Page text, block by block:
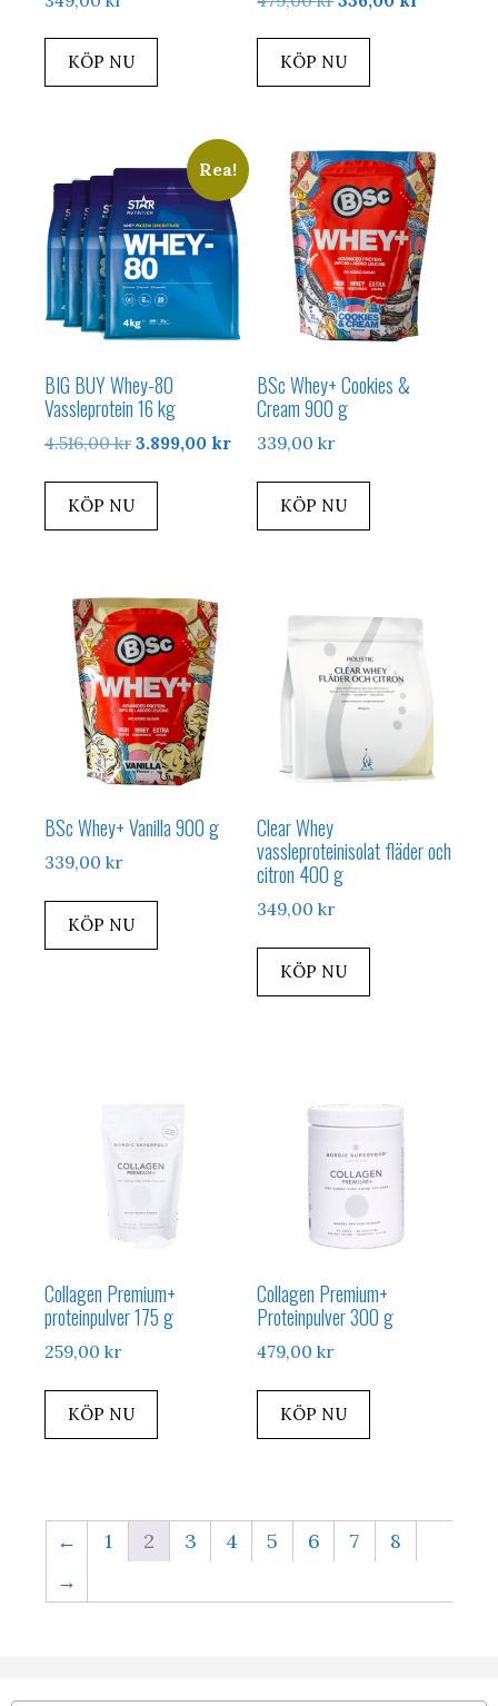
KÖP NU
var:
KÖP NU
Rea!
BIG BUY Whey-80
Vassleprotein 16 kg
4.516,00kr Det
3.899,00 krDet
KÖP NU
BSc Whey+ Cookies &
Cream 900 g
339,00kr
KÖP NU
BSc Whey+ Vanilla 900 g
339,00 kr
KÖP NU
Clear Whey
vassleproteinisolat fläder och
citron 400 g
349,00kr
KÖP NU
Collagen Premium+
proteinpulver 175 g
259,00 kr
KÖP NU
Collagen Premium+
Proteinpulver 300 g
479,00kr
KÖP NU
← 1 2 3 4 5 6 7
8
→